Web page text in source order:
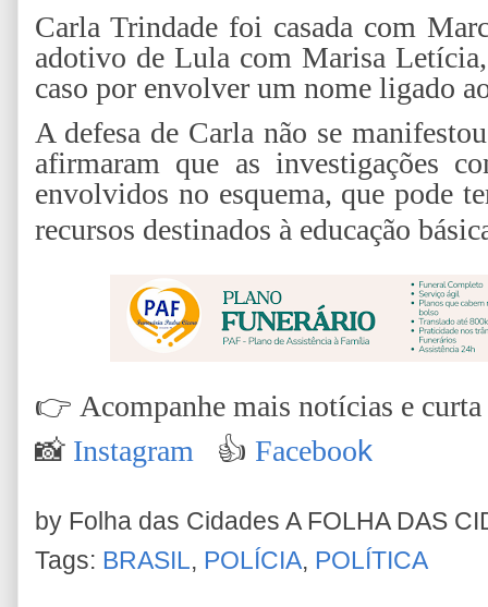
Carla Trindade foi casada com
adotivo de Lula com Marisa
caso por envolver um nome ligado
A defesa de Carla não se
afirmaram que as investigações
envolvidos no esquema, que pode
recursos destinados à educação
👉 Acompanhe mais notícias e curta
📸 Instagram 👍 Facebook
by Folha das Cidades A FOLHA DAS
Tags: BRASIL, POLÍCIA, POLÍTICA